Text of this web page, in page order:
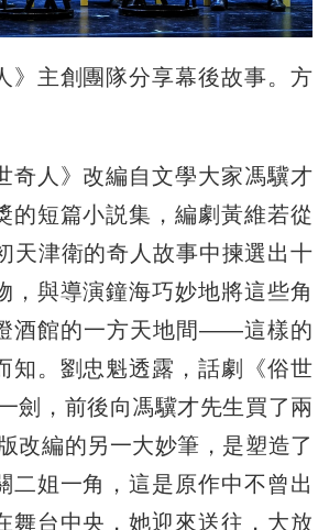
》主創團隊分享幕後故事。方
人》改編自文學大家馮驥才
的短篇小説集，編劇黃維若從
天津衛的奇人故事中揀選出十
，與導演鐘海巧妙地將這些角
酒館的一方天地間——這樣的
知。劉忠魁透露，話劇《俗世
劍，前後向馮驥才先生買了兩
改編的另一大妙筆，是塑造了
二姐一角，這是原作中不曾出
舞台中央，她迎來送往，大放